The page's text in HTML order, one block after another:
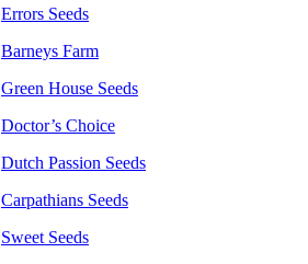
Errors Seeds
Barneys Farm
Green House Seeds
Doctor’s Choice
Dutch Passion Seeds
Carpathians Seeds
Sweet Seeds